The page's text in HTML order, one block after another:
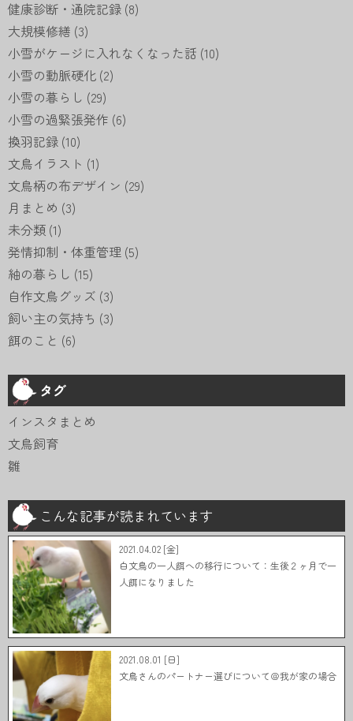
健康診断・通院記録 (8)
大規模修繕 (3)
小雪がケージに入れなくなった話 (10)
小雪の動脈硬化 (2)
小雪の暮らし (29)
小雪の過緊張発作 (6)
換羽記録 (10)
文鳥イラスト (1)
文鳥柄の布デザイン (29)
月まとめ (3)
未分類 (1)
発情抑制・体重管理 (5)
紬の暮らし (15)
自作文鳥グッズ (3)
飼い主の気持ち (3)
餌のこと (6)
タグ
インスタまとめ
文鳥飼育
雛
こんな記事が読まれています
2021.04.02 [金]
白文鳥の一人餌への移行について：生後２ヶ月で一
人餌になりました
2021.08.01 [日]
文鳥さんのパートナー選びについて＠我が家の場合